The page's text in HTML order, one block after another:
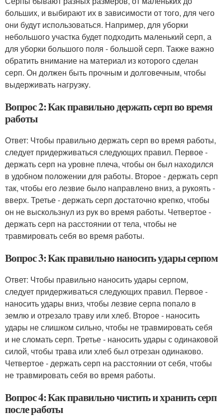
больших, и выбирают их в зависимости от того, для чего
они будут использоваться. Например, для уборки
небольшого участка будет подходить маленький серп, а
для уборки большого поля - большой серп. Также важно
обратить внимание на материал из которого сделан
серп. Он должен быть прочным и долговечным, чтобы
выдерживать нагрузку.
Вопрос 2: Как правильно держать серп во время
работы
Ответ: Чтобы правильно держать серп во время работы,
следует придерживаться следующих правил. Первое -
держать серп на уровне плеча, чтобы он был находился
в удобном положении для работы. Второе - держать серп
так, чтобы его лезвие было направлено вниз, а рукоять -
вверх. Третье - держать серп достаточно крепко, чтобы
он не выскользнул из рук во время работы. Четвертое -
держать серп на расстоянии от тела, чтобы не
травмировать себя во время работы.
Вопрос 3: Как правильно наносить удары серпом
Ответ: Чтобы правильно наносить удары серпом,
следует придерживаться следующих правил. Первое -
наносить удары вниз, чтобы лезвие серпа попало в
землю и отрезало траву или хлеб. Второе - наносить
удары не слишком сильно, чтобы не травмировать себя
и не сломать серп. Третье - наносить удары с одинаковой
силой, чтобы трава или хлеб был отрезан одинаково.
Четвертое - держать серп на расстоянии от себя, чтобы
не травмировать себя во время работы.
Вопрос 4: Как правильно чистить и хранить серп
после работы